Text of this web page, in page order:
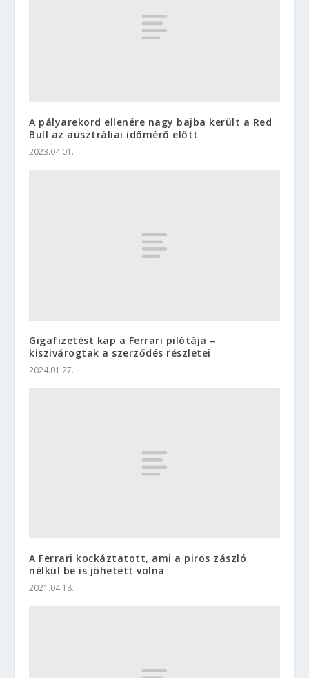
A pályarekord ellenére nagy bajba került a Red
Bull az ausztráliai időmérő előtt
2023.04.01.
Gigafizetést kap a Ferrari pilótája –
kiszivárogtak a szerződés részletei
2024.01.27.
A Ferrari kockáztatott, ami a piros zászló
nélkül be is jöhetett volna
2021.04.18.